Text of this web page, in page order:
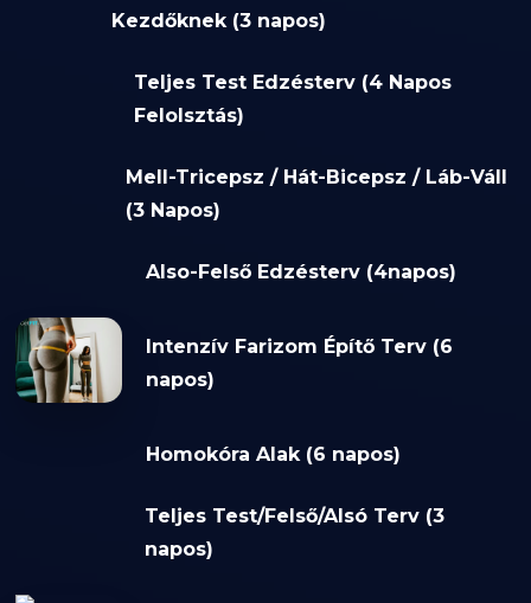
Kezdőknek (3 napos)
Teljes Test Edzésterv (4 Napos
Felolsztás)
Mell-Tricepsz / Hát-Bicepsz / Láb-Váll
(3 Napos)
Also-Felső Edzésterv (4napos)
Intenzív Farizom Építő Terv (6
napos)
Homokóra Alak (6 napos)
Teljes Test/Felső/Alsó Terv (3
napos)